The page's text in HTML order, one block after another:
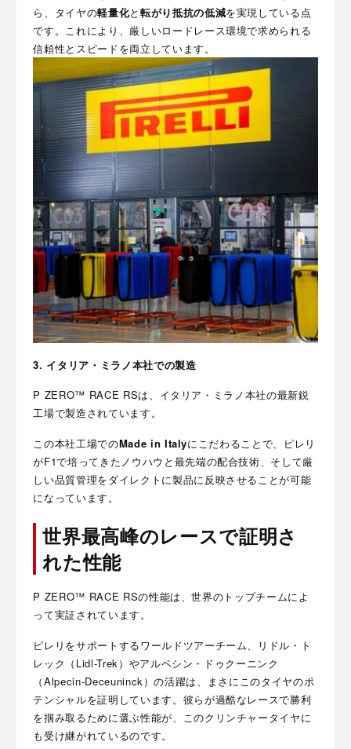
ら、タイヤの軽量化と 転がり抵抗の低減を実現している点
です。これにより、厳しいロードレース環境で求められる
信頼性とスピードを両立しています。
3. イタリア・ミラノ本社での製造
P ZERO™ RACE RSは、イタリア・ミラノ本社の最新鋭
工場で製造されています。
この本社工場でのMade in Italyにこだわることで、ピレリ
がF1で培ってきたノウハウと最先端の配合技術、そして厳
しい品質管理をダイレクトに製品に反映させることが可能
になっています。
世界最高峰のレースで証明さ
れた性能
P ZERO™ RACE RSの性能は、世界のトップチームによ
って実証されています。
ピレリをサポートするワールドツアーチーム、リドル・ト
レック（Lidl-Trek）やアルペシン・ドゥクーニンク
（Alpecin-Deceuninck）の活躍は、まさにこのタイヤのポ
テンシャルを証明しています。彼らが過酷なレースで勝利
を掴み取るために選ぶ性能が、このクリンチャータイヤに
も受け継がれているのです。